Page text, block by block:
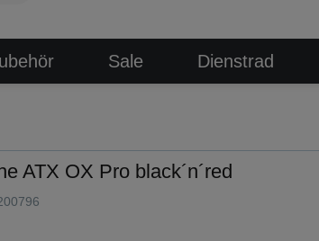
Sale Dienstrad
ATX OX Pro black´n´red